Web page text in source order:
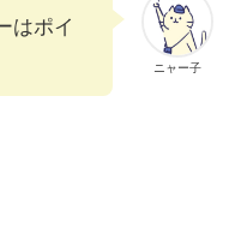
ニャー子
はポイ